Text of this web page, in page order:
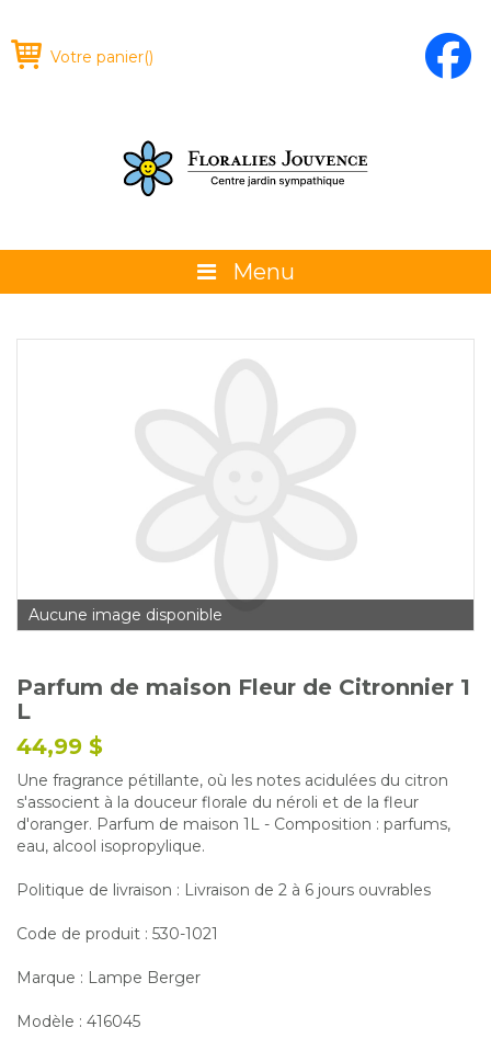
Votre panier()
Menu
La boutique
Promotions et évènements
Calendrier horticole
Emplois
Service à la clientèle
Nous joindre
Aucune image disponible
Parfum de maison Fleur de Citronnier 1
L
44,99 $
Une fragrance pétillante, où les notes acidulées du citron
s'associent à la douceur florale du néroli et de la fleur
d'oranger. Parfum de maison 1L - Composition : parfums,
eau, alcool isopropylique.
Politique de livraison : Livraison de 2 à 6 jours ouvrables
Code de produit : 530-1021
Marque : Lampe Berger
Modèle : 416045